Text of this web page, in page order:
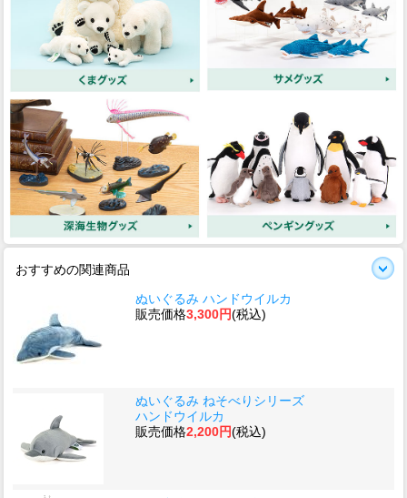
おすすめの関連商品
ぬいぐるみ ハンドウイルカ
販売価格3,300円(税込)
ぬいぐるみ ねそべりシリーズ
ハンドウイルカ
販売価格2,200円(税込)